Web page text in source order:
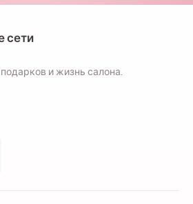
сети
и жизнь салона.